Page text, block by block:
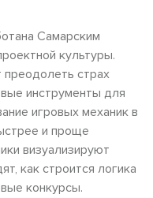
Самарским
культуры.
страх
инструменты для
игровых механик в
и проще
визуализируют
как строится логика
конкурсы.